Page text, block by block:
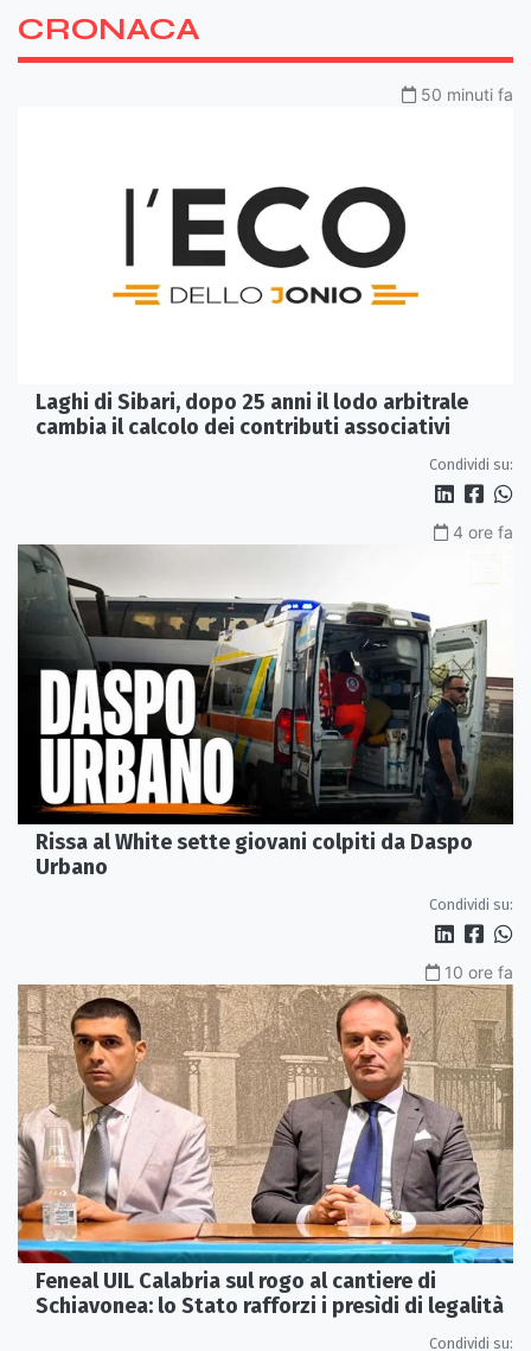
CRONACA
50 minuti fa
Laghi di Sibari, dopo 25 anni il lodo arbitrale
cambia il calcolo dei contributi associativi
Condividi su:
4 ore fa
Rissa al White sette giovani colpiti da Daspo
Urbano
Condividi su:
10 ore fa
Feneal UIL Calabria sul rogo al cantiere di
Schiavonea: lo Stato rafforzi i presìdi di legalità
Condividi su: